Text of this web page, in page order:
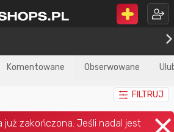
Komentowane Obserwowane
FILTRUJ